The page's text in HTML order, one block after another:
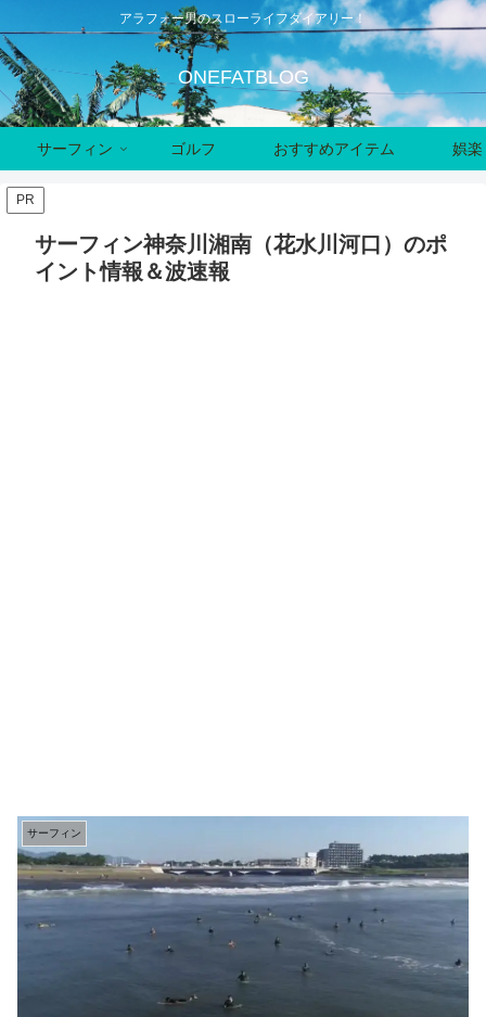
アラフォー男のスローライフダイアリー！
ONEFATBLOG
サーフィン ゴルフ おすすめアイテム 娯
PR
サーフィン神奈川湘南（花水川河口）のポ
イント情報＆波速報
サーフィン